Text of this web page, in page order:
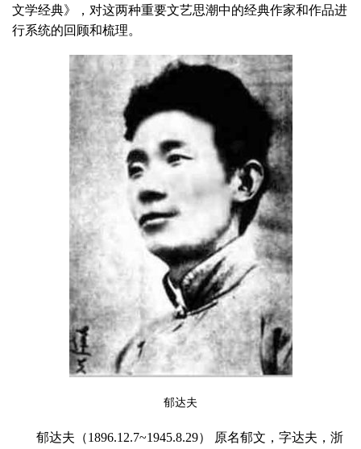
文学经典》，对这两种重要文艺思潮中的经典作家和作品进
行系统的回顾和梳理。
郁达夫
郁达夫（1896.12.7~1945.8.29） 原名郁文，字达夫，浙